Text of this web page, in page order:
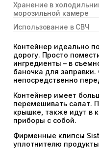
Хранение в
морозильной камере
Использование в СВЧ
Контейнер идеально
дорогу. Просто
ингредиенты – в
баночка для
непосредственно
Контейнер имеет
перемешивать салат.
крышке, также идут в
приборы с собой.
Фирменные клипсы
уплотнителю